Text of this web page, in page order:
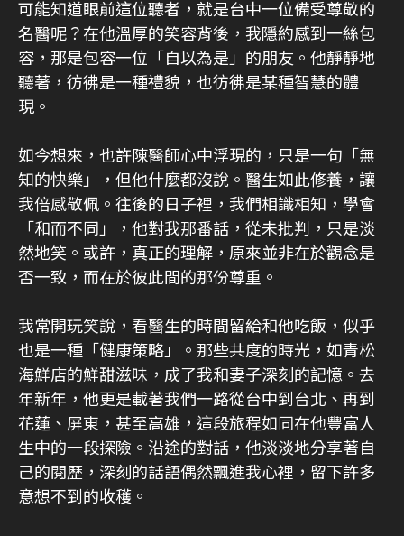
可能知道眼前這位聽者，就是台中一位備受尊敬的
名醫呢？在他溫厚的笑容背後，我隱約感到一絲包
容，那是包容一位「自以為是」的朋友。他靜靜地
聽著，彷彿是一種禮貌，也彷彿是某種智慧的體
現。
如今想來，也許陳醫師心中浮現的，只是一句「無
知的快樂」，但他什麼都沒說。醫生如此修養，讓
我倍感敬佩。往後的日子裡，我們相識相知，學會
「和而不同」，他對我那番話，從未批判，只是淡
然地笑。或許，真正的理解，原來並非在於觀念是
否一致，而在於彼此間的那份尊重。
我常開玩笑說，看醫生的時間留給和他吃飯，似乎
也是一種「健康策略」。那些共度的時光，如青松
海鮮店的鮮甜滋味，成了我和妻子深刻的記憶。去
年新年，他更是載著我們一路從台中到台北、再到
花蓮、屏東，甚至高雄，這段旅程如同在他豐富人
生中的一段探險。沿途的對話，他淡淡地分享著自
己的閱歷，深刻的話語偶然飄進我心裡，留下許多
意想不到的收穫。